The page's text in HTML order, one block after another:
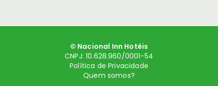
© Nacional Inn Hotéis
CNPJ: 10.628.960/0001-54
Política de Privacidade
Quem somos?